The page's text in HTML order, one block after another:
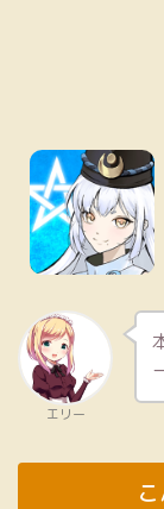
エリー